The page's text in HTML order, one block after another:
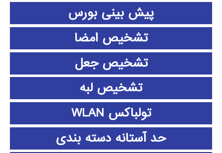
پیش بینی بورس
تشخیص امضا
تشخیص جعل
تشخیص لبه
تولباکس WLAN
حد آستانه دسته بندی